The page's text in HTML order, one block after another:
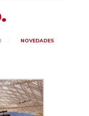
NOVEDADES